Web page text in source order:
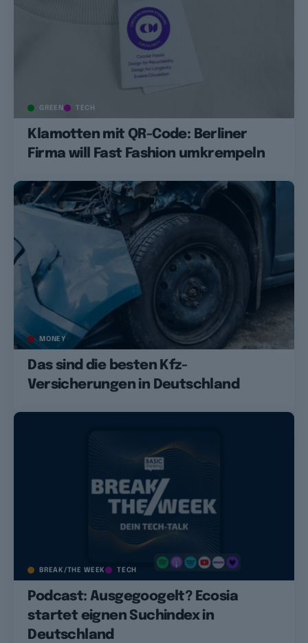
GREEN TECH
Klamotten mit QR-Code: Berliner
Firma will Fast Fashion umkrempeln
MONEY
Das sind die besten Kfz-
Versicherungen in Deutschland
BREAK/THE WEEK TECH
Podcast: Ausgegoogelt? Ecosia
startet eignen Suchindex in
Deutschland